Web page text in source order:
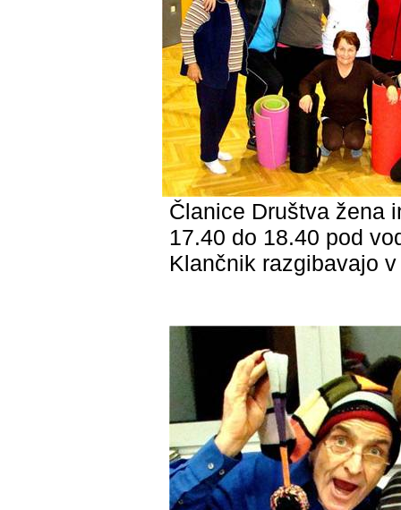
Članice Društva žena
17.40 do 18.40 pod
Klančnik razgibavajo